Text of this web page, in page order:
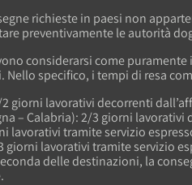
richieste in paesi non
preventivamente le autorità
considerarsi come
Nello specifico, i tempi di resa
giorni lavorativi decorrenti
– Calabria): 2/3 giorni
lavorativi tramite servizio
giorni lavorativi tramite servizio
delle destinazioni, la